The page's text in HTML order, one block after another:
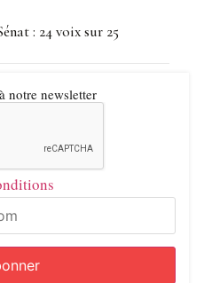
: 24 voix sur 25
notre newsletter